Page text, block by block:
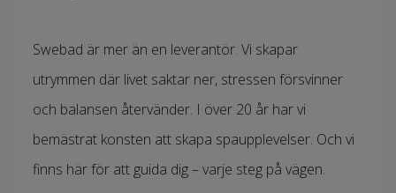
Swebad är mer än en leverantör. Vi skapar
utrymmen där livet saktar ner, stressen försvinner
och balansen återvänder. I över 20 år har vi
bemästrat konsten att skapa spaupplevelser. Och vi
finns här för att guida dig – varje steg på vägen.